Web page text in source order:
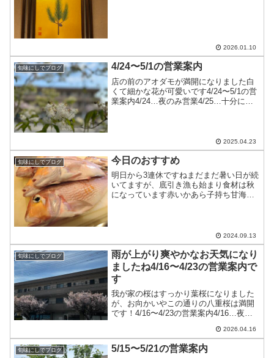
2026.01.10
旬味にしでブログ 4/24〜5/1の営業案内
店の前のアオダモが満開になりました白
くて細かな花が可愛いです4/24〜5/1の営
業案内4/24…夜のみ営業4/25…十分にお
2025.04.23
旬味にしでブログ 今日のおすすめ
明日から3連休ですねまだまだ暑い日が続
いてますが、底引き漁も始まり食材は秋
になっています赤いかあら子持ち甘海老
2024.09.13
旬味にしでブログ
雨が上がり爽やかなお天気になり
ましたね4/16〜4/23の営業案内で
す
我が家の桜はすっかり葉桜になりました
が、お向かいやこの通りの八重桜は満開
です！4/16〜4/23の営業案内4/16…夜の
4/21…十分にお席のご用意ができます
4/22〜4/23…お休みです皆様のお...
2026.04.16
旬味にしでブログ 5/15〜5/21の営業案内